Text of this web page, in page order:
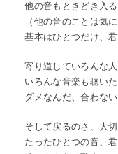
他の音もときどき入
（他の音のことは気
基本はひとつだけ、君
寄り道していろんな
いろんな音楽も聴い
ダメなんだ、合わな
そして戻るのさ、大
たったひとつの音、